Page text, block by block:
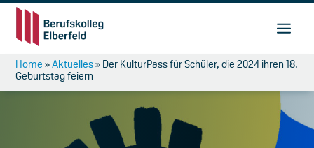
Home »Aktuelles» Der KulturPass für Schüler, die 2024 ihren 18.
Geburtstag feiern